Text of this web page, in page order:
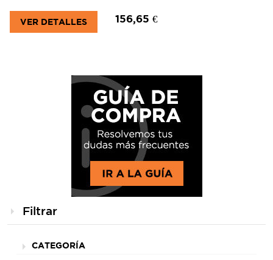
156,65 €
VER DETALLES
Filtrar
CATEGORÍA